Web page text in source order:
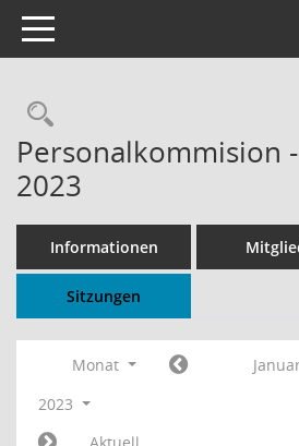
Toggle navigation
Rechercheauswahl
Personalkommision
2023
Informationen
Sitzungen
Monat
2023